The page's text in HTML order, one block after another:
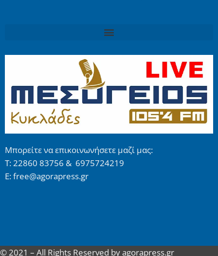
Μπορείτε να επικοινωνήσετε μαζί μας:
Τ: 22860 83756 & 6975724219
E: free@agorapress.gr
© 2021 – All Rights Reserved by agorapress.gr